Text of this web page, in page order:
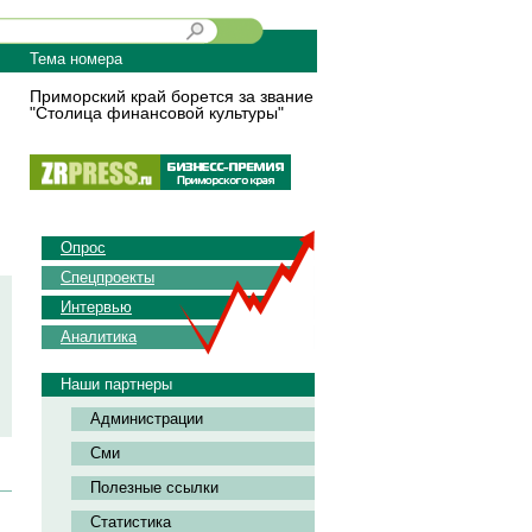
Тема номера
Приморский край борется за звание
"Столица финансовой культуры"
Опрос
Спецпроекты
Интервью
Аналитика
Наши партнеры
Администрации
Сми
Полезные ссылки
Статистика